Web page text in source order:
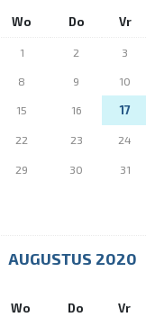
Wo Do Vr
1 2 3
8 9 10
15 16 17
22 23 24
29 30 31
AUGUSTUS 2020
Wo Do Vr